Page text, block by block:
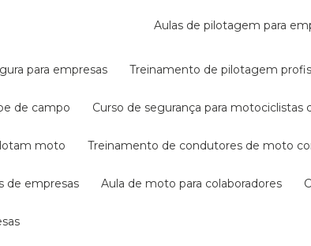
aulas de pilotagem para
para empresas treinamento de pilotagem
de campo curso de segurança para motociclistas
moto treinamento de condutores de moto
de empresas aula de moto para colaboradores